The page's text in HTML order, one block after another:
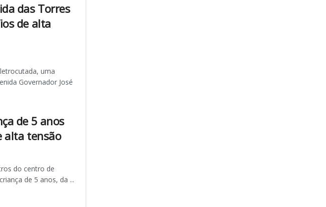
das Torres
de alta
uma
Governador José
de 5 anos
alta tensão
do centro de
de 5 anos, da ...